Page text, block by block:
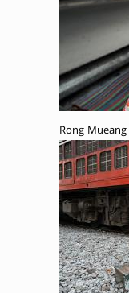
Rong Mueang